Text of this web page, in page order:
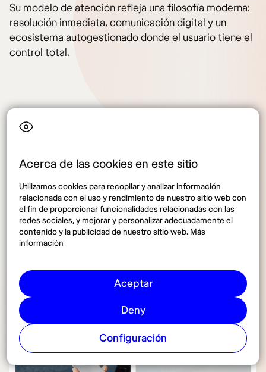
Acerca de las cookies en este sitio
Utilizamos cookies para recopilar y analizar información
relacionada con el uso y rendimiento de nuestro sitio web con
el fin de proporcionar funcionalidades relacionadas con las
redes sociales, y mejorar y personalizar adecuadamente el
contenido y la publicidad de nuestro sitio web. Más
información
Aceptar
Deny
Configuración
Su modelo de atención refleja una filosofía moderna:
resolución inmediata, comunicación digital y un
ecosistema autogestionado donde el usuario tiene el
control total.
Veredicto: rapidez frente a
Saily obtiene una ligera ventaja por su soporte en
español plenamente integrado, su calificación
superior en Trustpilot y la rapidez de respuesta
dentro de su aplicación.
Simoptions es una buena alternativa, especialmente
modelo es más convencional y menos ágil.